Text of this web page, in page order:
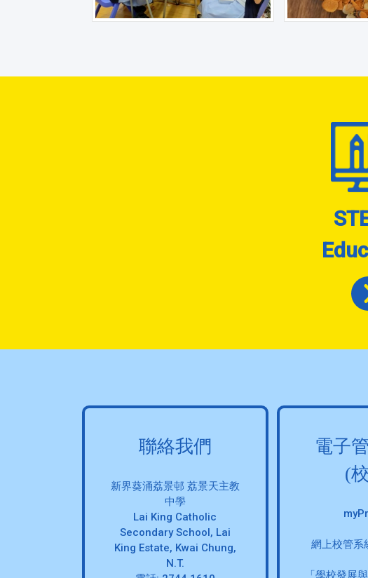
聯絡我們
新界葵涌荔景邨 荔景天主教
中學
Lai King Catholic
Secondary School, Lai
King Estate, Kwai Chung,
N.T.
電子
(
網上校管系
「學校發展